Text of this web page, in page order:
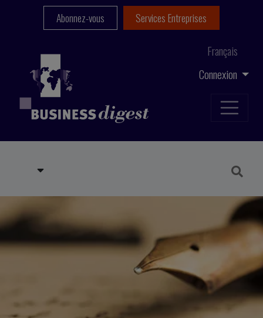
Connexion
Français
Abonnez-vous Services Entreprises